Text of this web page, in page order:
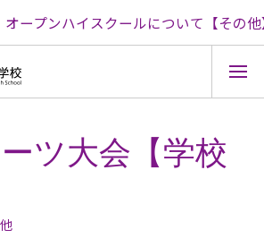
オープンハイスクールについて【その他】
ツ大会【学校